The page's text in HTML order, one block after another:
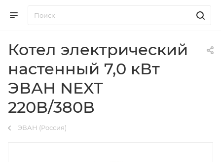
Котел электрический
настенный 7,0 кВт
ЭВАН NEXT
220В/380В
ЭВАН (Россия)